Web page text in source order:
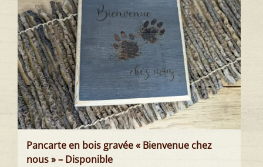
Pancarte en bois gravée « Bienvenue chez
nous » – Disponible